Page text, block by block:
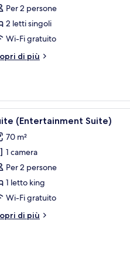
Per 2 persone
2 letti singoli
Wi-Fi gratuito
di più
moderna con letti a castello, Un
8 (Entertainment Suite)
70 m²
1 camera
Per 2 persone
1 letto king
Wi-Fi gratuito
di più